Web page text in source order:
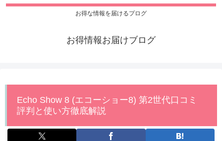
お得な情報を届けるプログ
お得情報お届けブログ
Echo Show 8 (エコーショー8) 第2世代口コミ
評判と使い方徹底解説